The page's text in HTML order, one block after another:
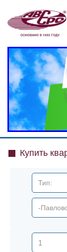
Купить
Тип:
-